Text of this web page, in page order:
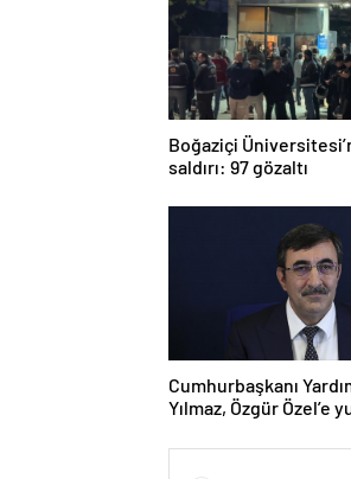
Boğaziçi
saldırı: 97 gözaltı
Cumhurbaşkanı
Yılmaz, Özgür Özel’e